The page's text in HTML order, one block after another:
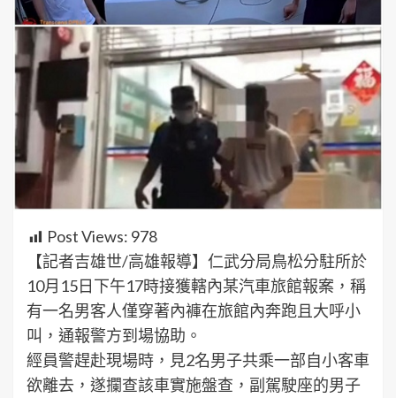
Post Views: 978
【記者吉雄世/高雄報導】仁武分局鳥松分駐所於
10月15日下午17時接獲轄內某汽車旅館報案，稱
有一名男客人僅穿著內褲在旅館內奔跑且大呼小
叫，通報警方到場協助。
經員警趕赴現場時，見2名男子共乘一部自小客車
欲離去，遂攔查該車實施盤查，副駕駛座的男子